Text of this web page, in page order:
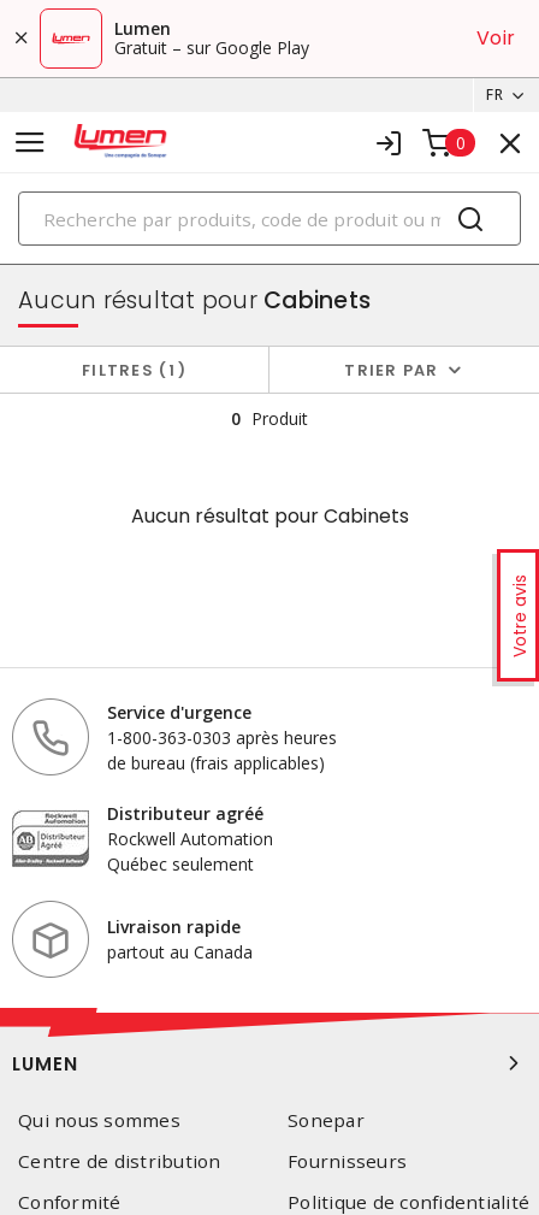
Lumen
Gratuit – sur Google Play
Voir
FR
0
PRODUITS
boîtiers et cabinets
Votre avis
Aucun résultat pourCabinets
FILTRES 1 TRIER PAR
0 Produit
Aucun résultat pourCabinets
Service d'urgence
1-800-363-0303 après heures
de bureau (frais applicables)
Distributeur agréé
Rockwell Automation
Québec seulement
Livraison rapide
partout au Canada
LUMEN
Qui nous sommes
Sonepar
Centre de distribution
Fournisseurs
Conformité
Politique de confidentialité